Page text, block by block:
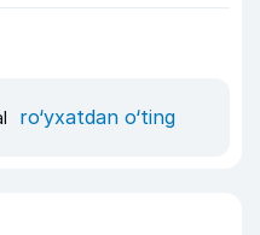
ro‘yxatdan o‘ting